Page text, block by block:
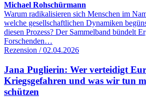
Michael Rohschürmann
Warum radikalisieren sich Menschen im
welche gesellschaftlichen Dynamiken
diesen Prozess? Der Sammelband bündelt
Forschenden…
Rezension / 02.04.2026
Jana Puglierin: Wer verteidigt
Kriegsgefahren und was wir tun
schützen